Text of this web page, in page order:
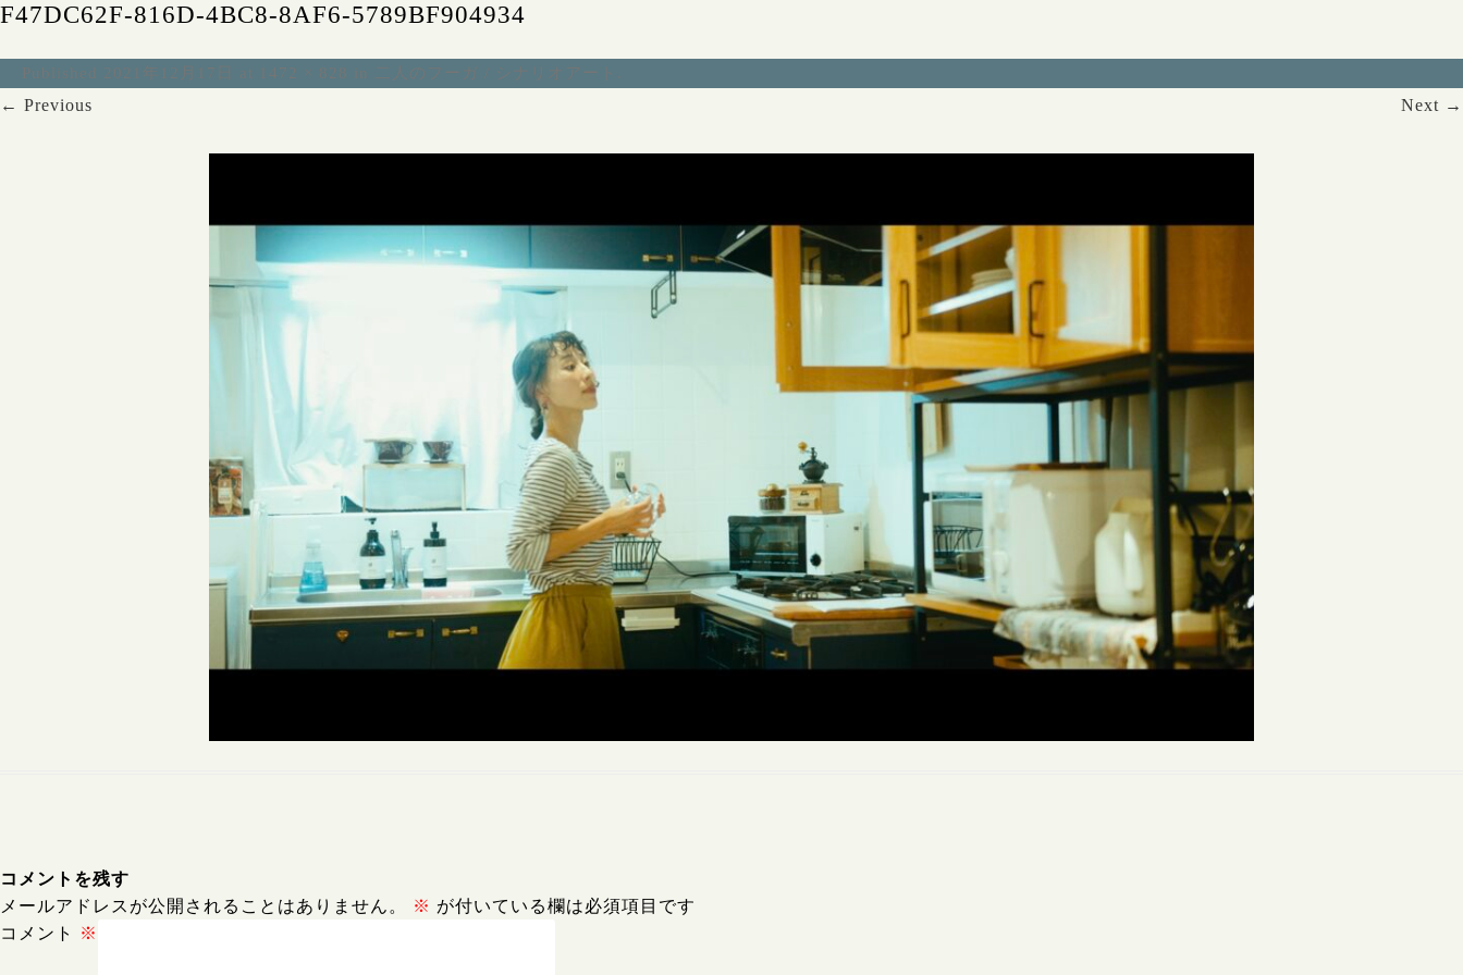
F47DC62F-816D-4BC8-8AF6-5789BF904934
Published 2021年12月17日 at 1472 × 828 in 二人のフーガ / シナリオアート
← Previous Next →
コメントを残す
メールアドレスが公開されることはありません。
※ が付いている欄は必須項目です
コメント
※